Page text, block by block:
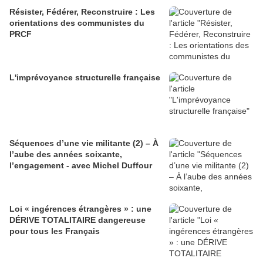
Résister, Fédérer, Reconstruire : Les
orientations des communistes du
PRCF
L'imprévoyance structurelle française
Séquences d’une vie militante (2) – À
l’aube des années soixante,
l’engagement - avec Michel Duffour
Loi « ingérences étrangères » : une
DÉRIVE TOTALITAIRE dangereuse
pour tous les Français